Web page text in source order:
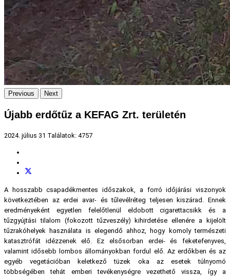
Previous Next
Újabb erdőtűz a KEFAG Zrt. területén
2024. július 31 Találatok: 4757
A hosszabb csapadékmentes időszakok, a forró időjárási viszonyok
következtében az erdei avar- és tűlevélréteg teljesen kiszárad. Ennek
eredményeként egyetlen felelőtlenül eldobott cigarettacsikk és a
tűzgyújtási tilalom (fokozott tűzveszély) kihirdetése ellenére a kijelölt
tűzrakóhelyek használata is elegendő ahhoz, hogy komoly természeti
katasztrófát idézzenek elő. Ez elsősorban erdei- és feketefenyves,
valamint idősebb lombos állományokban fordul elő. Az erdőkben és az
egyéb vegetációban keletkező tüzek oka az esetek túlnyomó
többségében tehát emberi tevékenységre vezethető vissza, így a